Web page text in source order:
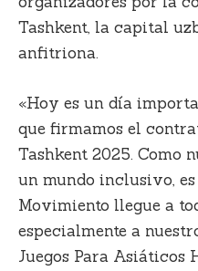
Tashkent, la capital
anfitriona.
«Hoy es un día
que firmamos el
Tashkent 2025. Como
un mundo inclusivo,
Movimiento llegue a
especialmente a
Juegos Para Asiáticos